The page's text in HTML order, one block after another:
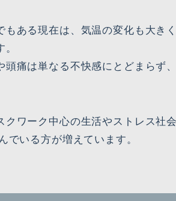
もある現在は、気温の変化も大き
頭痛は単なる不快感にとどまらず
クワーク中心の生活やストレス社
でいる方が増えています。